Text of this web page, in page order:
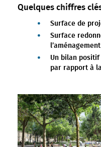
Quelques chiffres
Surface de
Surface
l’aménagement
Un bilan
par rapport à